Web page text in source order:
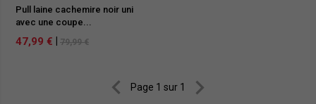
Pull laine cachemire noir uni
avec une coupe...
47,99 € 79,99 €
 Page 1 sur 1 